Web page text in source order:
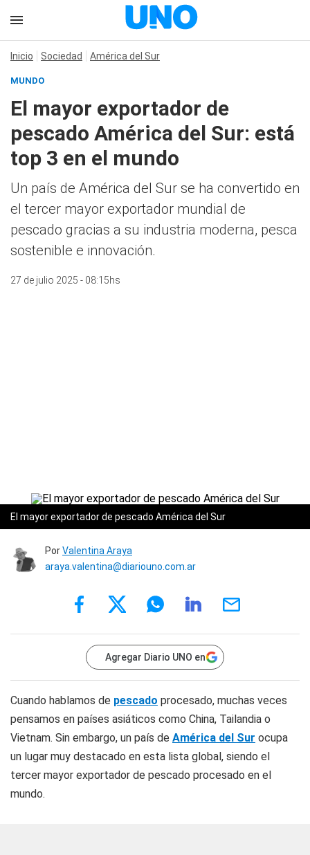
Inicio Sociedad América del Sur
MUNDO
El mayor exportador de
pescado América del Sur: está
top 3 en el mundo
Un país de América del Sur se ha convertido en
el tercer mayor exportador mundial de
pescado gracias a su industria moderna, pesca
sostenible e innovación.
27 de julio 2025 - 08:15hs
El mayor exportador de pescado América del Sur
PorValentina Araya
araya.valentina@diariouno.com.ar
Agregar Diario UNO en
Cuando hablamos de pescado procesado, muchas veces
pensamos en países asiáticos como China, Tailandia o
Vietnam. Sin embargo, un país de América del Sur ocupa
un lugar muy destacado en esta lista global, siendo el
tercer mayor exportador de pescado procesado en el
mundo.